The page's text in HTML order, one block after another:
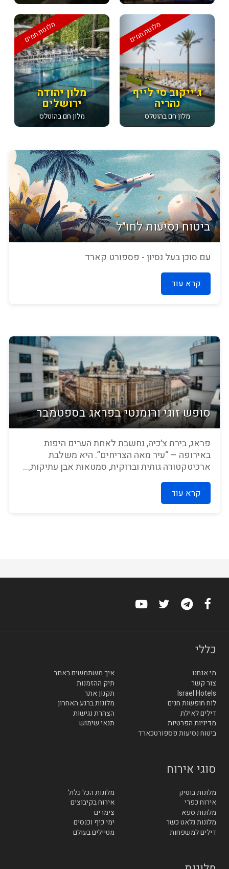
מלונות חמים
מלון יהודה
ירושלים
מלון חם בהוטלס
מלונות חמים
ג׳ייקוב סי לייף
נהריה
מלון חם בהוטלס
ביטוח נסיעות לחו״ל
עם סוכן בעל נסיון - פספורט קארד
קרא עוד
סופש זוגי ורומנטי בפראג בספטמבר
פראג, בירת צ׳כיה, נחשבת לאחת הערים היפות
באירופה – “עיר מאה הצריחים”. היא משלבת
ארכיטקטורה גותית וברוקית, סמטאות אבן עתיקות,...
קרא עוד
כללי
מי אנחנו
איך משתמשים באתר
צור קשר
תיק ההזמנות
Israel Hotels
תקנון אתר
לוח חופשות חגים
מלונות ברגע האחרון
דילים לאילת
הצהרת נגישות
מדיניות הפרטיות
תנאי שימוש
ביטוח נסיעות פספורטכארד
סוגי אירוח
מלונות בוטיק
מלונות הכל כלול
אירוח כפרי
אירוח בקיבוצים
מלונות ספא
צימרים
מלונות גלאט כשר
ימי כיף וכנסים
דילים למשפחות
מטיילים בעולם